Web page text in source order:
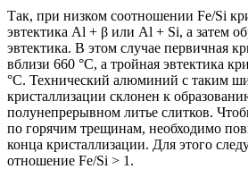
Так, при низком соотношении Fe/Si
эвтектика Al + β или Al + Si, а затем
эвтектика. В этом случае первичная
вблизи 660 °C, а тройная эвтектика
°C. Технический алюминий с таким
кристаллизации склонен к
полунепрерывном литье слитков.
по горячим трещинам, необходимо
конца кристаллизации. Для этого
отношение Fe/Si > 1.